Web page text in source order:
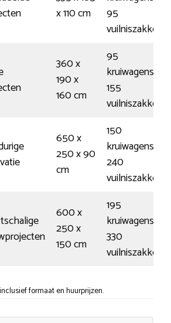
x 110 cm
95
vuilniszakken
360 x
190 x
160 cm
95
kruiwagens /
155
vuilniszakken
650 x
250 x 90
cm
150
kruiwagens /
240
vuilniszakken
600 x
250 x
150 cm
195
kruiwagens /
330
vuilniszakken
formaat en huurprijzen.